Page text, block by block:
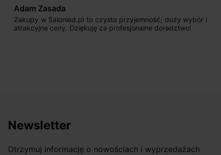
Max777
Jestem bardzo zadowolony. Przede wszystkim od
początku uderzyło mnie profesjonalne podejście
Newsletter
Otrzymuj informację o nowościach i wyprzedażach